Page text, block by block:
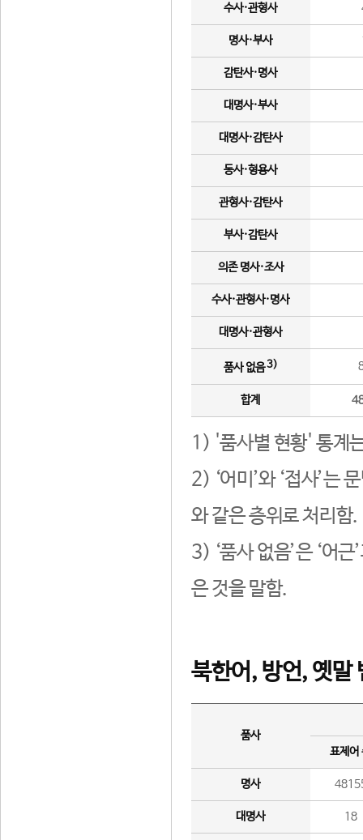
수사·관형사
명사·부사
감탄사·명사
대명사·부사
대명사·감탄사
동사·형용사
관형사·감탄사
부사·감탄사
의존 명사·조사
수사·관형사·명사
대명사·관형사
품사 없음3)
합계
1) '품사별 현황' 통계
2) ‘어미’와 ‘접사’는
와 같은 층위로 처리함.
3) ‘품사 없음’은 ‘어
은 것을 말함.
북한어, 방언, 옛말
품사
표제어
명사
대명사 18